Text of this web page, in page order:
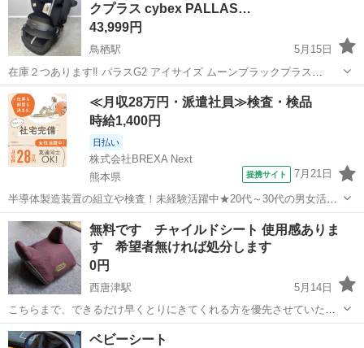
クプラス cybex PALLAS…
43,999円
鳥栖駅
5月15日
在庫２つあります‼️ パラスG2 アイサイズ ムーンブラックプラス
cybex PALLAS G2 i-Size [CB-PLSG2-524000563] 身長76cmから
100cm(15ヵ月〜4歳頃)までは、腹部のイン...
佐賀 鳥栖市 鳥栖駅 ベビー用品 cybex
≪月収28万円・派遣社員≫検査・検品
時給1,400円
日払い
株式会社BREXA Next
熊本県
提携サイト 7月21日
半導体製造装置の組立や検査！未経験活躍中★20代～30代の男女活躍
中★ワンルーム寮完備！赴任旅費会社負担！マイカー通勤OK！無料駐
車場あり！正社員登用あり！《熊本県菊池郡大津町》 人気の工場のお
仕事 ◇半導体製造装置の組立...
熊本 その他
無料です チャイルドシート 使用感ありま
す 希望者無ければ処分します
0円
西唐津駅
5月14日
こちらまで、できるだけ早くとりにきてくれる方を優先させていただ
きます。 よろしくおねがいします。
佐賀 唐津市 西唐津駅
ベビーシート